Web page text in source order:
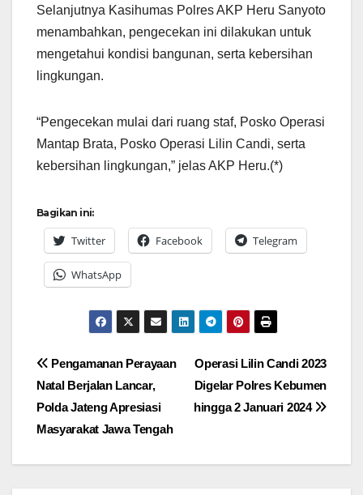
Selanjutnya Kasihumas Polres AKP Heru Sanyoto
menambahkan, pengecekan ini dilakukan untuk
mengetahui kondisi bangunan, serta kebersihan
lingkungan.
“Pengecekan mulai dari ruang staf, Posko Operasi
Mantap Brata, Posko Operasi Lilin Candi, serta
kebersihan lingkungan,” jelas AKP Heru.(*)
Bagikan ini:
Twitter Facebook Telegram
WhatsApp
Navigasi
pos
Operasi Lilin Candi 2023
Digelar Polres Kebumen
hingga 2 Januari 2024
Pengamanan Perayaan
Natal Berjalan Lancar,
Polda Jateng Apresiasi
Masyarakat Jawa Tengah